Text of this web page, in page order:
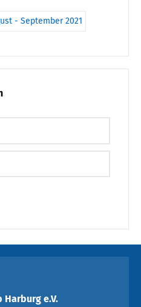
- September 2021
e.V.